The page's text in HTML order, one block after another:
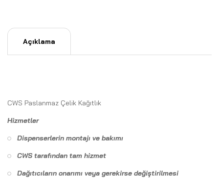
Açıklama
CWS Paslanmaz Çelik Kağıtlık
Hizmetler
Dispenserlerin montajı ve bakımı
CWS tarafından tam hizmet
Dağıtıcıların onarımı veya gerekirse değiştirilmesi